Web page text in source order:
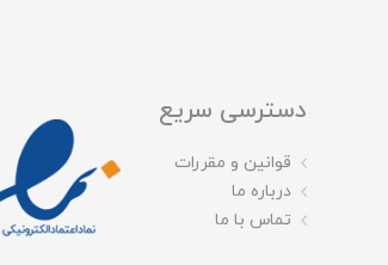
دسترسی سریع
قوانین و مقررات
درباره ما
تماس با ما